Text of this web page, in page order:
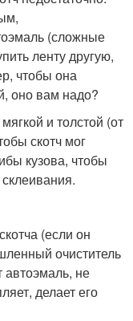
(сложные
ленту другую,
чтобы она
оно вам надо?
и толстой (от
скотч мог
кузова, чтобы
(если он
очиститель
автоэмаль, не
делает его